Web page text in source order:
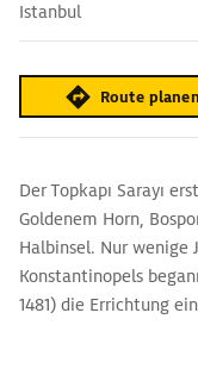
Istanbul
Route planen
Der Topkapı Sarayı
Goldenem Horn,
Halbinsel. Nur wenige
Konstantinopels
1481) die Errichtung